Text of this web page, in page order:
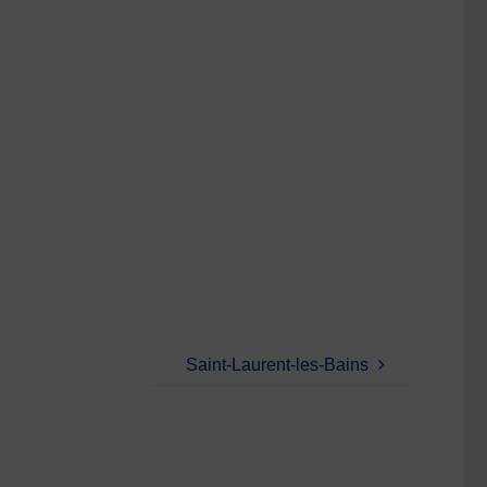
Saint-Laurent-les-Bains